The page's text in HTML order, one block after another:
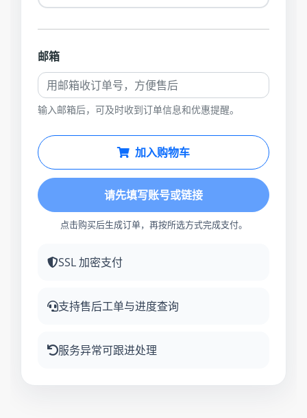
邮箱
输入邮箱后，可及时收到订单信息和优惠提醒。
加入购物车
请先填写账号或链接
点击购买后生成订单，再按所选方式完成支付。
SSL 加密支付
支持售后工单与进度查询
服务异常可跟进处理